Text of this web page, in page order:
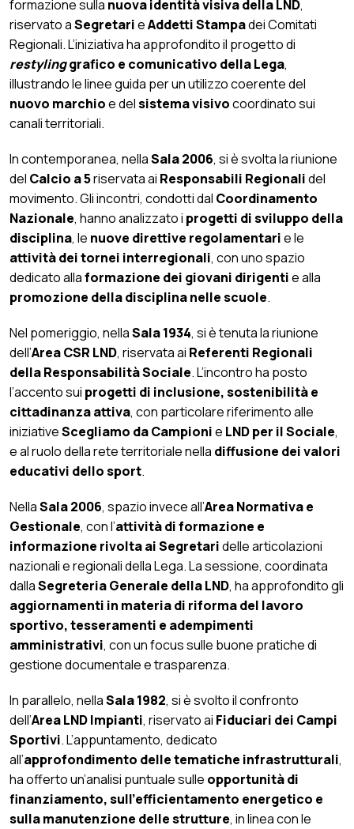
formazione sulla nuova identità visiva della LND,
riservato aSegretarieAddetti Stampadei Comitati
Regionali. L’iniziativa ha approfondito il progetto di
restylinggrafico e comunicativo della Lega,
illustrando le linee guida per un utilizzo coerente del
nuovo marchioe delsistema visivocoordinato sui
canali territoriali.
In contemporanea, nellaSala 2006, si è svolta la riunione
del Calcio a 5riservata ai Responsabili Regionalidel
movimento. Gli incontri, condotti dal Coordinamento
Nazionale, hanno analizzato i progetti di sviluppo della
disciplina, le nuove direttive regolamentarie le
attività dei tornei interregionali, con uno spazio
dedicato allaformazione dei giovani dirigentie alla
promozione della disciplina nelle scuole.
Nel pomeriggio, nellaSala 1934, si è tenuta la riunione
dell’Area CSR LND, riservata ai Referenti Regionali
della Responsabilità Sociale. L’incontro ha posto
l’accento sui progetti di inclusione, sostenibilità e
cittadinanza attiva, con particolare riferimento alle
iniziativeScegliamo da Campionie LND per il Sociale,
e al ruolo della rete territoriale nella diffusione dei valori
educativi dello sport.
NellaSala 2006, spazio invece all’Area Normativa e
Gestionale, con l’attività di formazione e
informazione rivolta ai Segretaridelle articolazioni
nazionali e regionali della Lega. La sessione, coordinata
dallaSegreteria Generale della LND, ha approfondito gli
aggiornamenti in materia di riforma del lavoro
sportivo, tesseramenti e adempimenti
amministrativi, con un focus sulle buone pratiche di
gestione documentale e trasparenza.
In parallelo, nellaSala 1982, si è svolto il confronto
dell’Area LND Impianti, riservato ai Fiduciari dei Campi
Sportivi. L’appuntamento, dedicato
all’approfondimento delle tematiche infrastrutturali,
ha offerto un’analisi puntuale sulle opportunità di
finanziamento, sull’efficientamento energetico e
sulla manutenzione delle strutture, in linea con le